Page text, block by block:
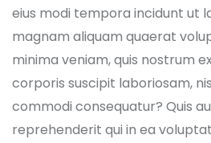
eius modi tempora incidunt ut
magnam aliquam quaerat
minima veniam, quis nostrum
corporis suscipit laboriosam,
commodi consequatur? Quis
reprehenderit qui in ea